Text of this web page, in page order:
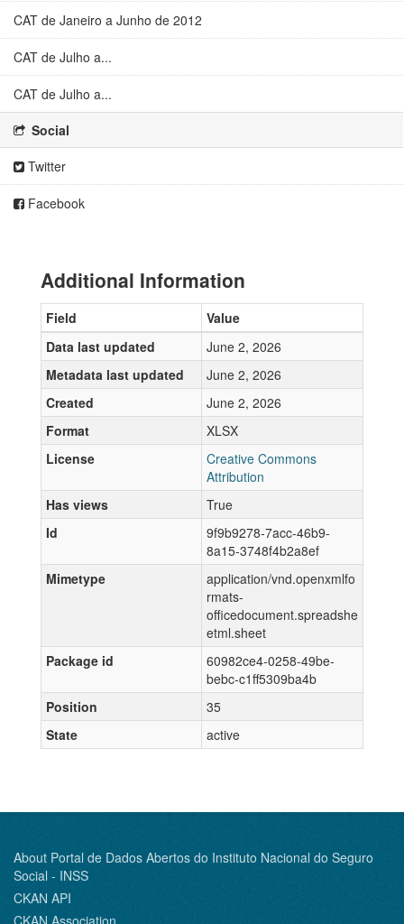
CAT de Janeiro a Junho de 2012
CAT de Julho a...
CAT de Julho a...
Social
Twitter
Facebook
Additional Information
Field
Value
Data last updated
June 2, 2026
Metadata last updated
June 2, 2026
Created
June 2, 2026
Format
XLSX
License
Creative Commons
Attribution
Has views
True
Id
9f9b9278-7acc-46b9-
8a15-3748f4b2a8ef
Mimetype
application/vnd.openxmlfo
rmats-
officedocument.spreadshe
etml.sheet
Package id
60982ce4-0258-49be-
bebc-c1ff5309ba4b
Position
35
State
active
About Portal de Dados Abertos do Instituto Nacional do Seguro
Social - INSS
CKAN API
CKAN Association